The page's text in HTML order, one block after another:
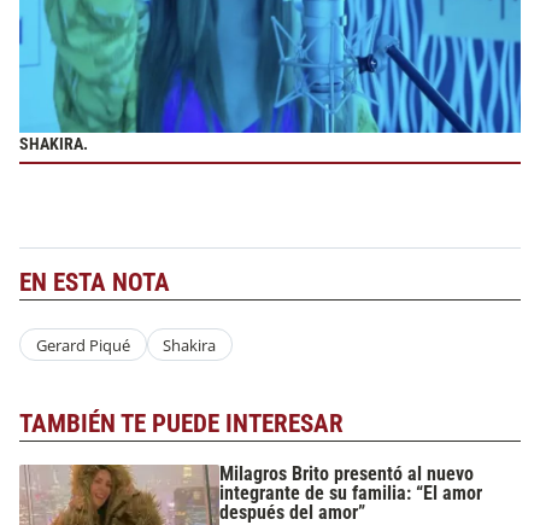
SHAKIRA.
EN ESTA NOTA
Gerard Piqué Shakira
TAMBIÉN TE PUEDE INTERESAR
Milagros Brito presentó al nuevo
integrante de su familia: “El amor
después del amor”